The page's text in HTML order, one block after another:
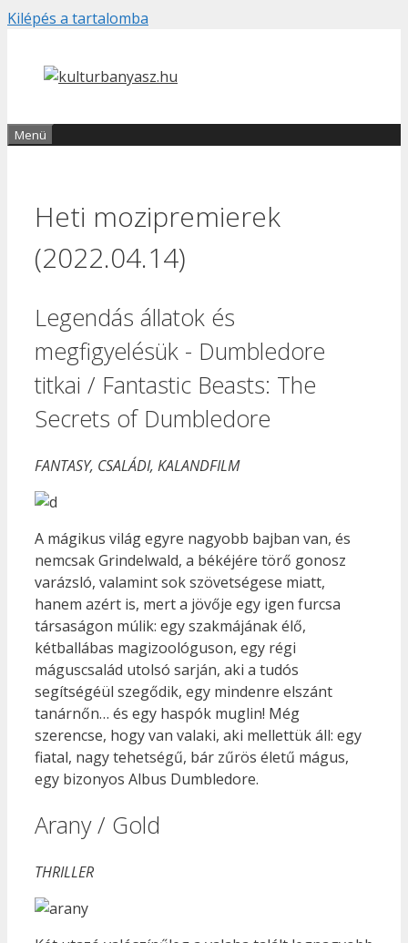
Kilépés a tartalomba
Menü
Heti mozipremierek
(2022.04.14)
Legendás állatok és
megfigyelésük - Dumbledore
titkai / Fantastic Beasts: The
Secrets of Dumbledore
FANTASY, CSALÁDI, KALANDFILM
A mágikus világ egyre nagyobb bajban van, és
nemcsak Grindelwald, a békéjére törő gonosz
varázsló, valamint sok szövetségese miatt,
hanem azért is, mert a jövője egy igen furcsa
társaságon múlik: egy szakmájának élő,
kétballábas magizoológuson, egy régi
máguscsalád utolsó sarján, aki a tudós
segítségéül szegődik, egy mindenre elszánt
tanárnőn… és egy haspók muglin! Még
szerencse, hogy van valaki, aki mellettük áll: egy
fiatal, nagy tehetségű, bár zűrös életű mágus,
egy bizonyos Albus Dumbledore.
Arany / Gold
THRILLER